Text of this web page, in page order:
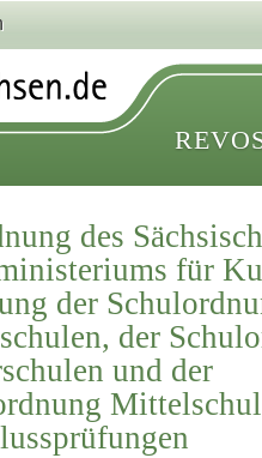
des
für
der
der
und der